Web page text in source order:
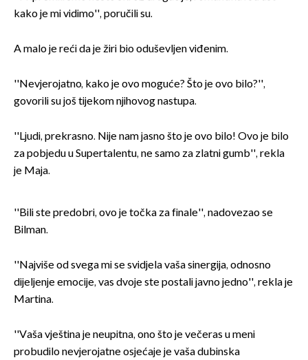
kako je mi vidimo'', poručili su.
A malo je reći da je žiri bio oduševljen viđenim.
''Nevjerojatno, kako je ovo moguće? Što je ovo bilo?'',
govorili su još tijekom njihovog nastupa.
''Ljudi, prekrasno. Nije nam jasno što je ovo bilo! Ovo je bilo
za pobjedu u Supertalentu, ne samo za zlatni gumb'', rekla
je Maja.
''Bili ste predobri, ovo je točka za finale'', nadovezao se
Bilman.
''Najviše od svega mi se svidjela vaša sinergija, odnosno
dijeljenje emocije, vas dvoje ste postali javno jedno'', rekla je
Martina.
''Vaša vještina je neupitna, ono što je večeras u meni
probudilo nevjerojatne osjećaje je vaša dubinska